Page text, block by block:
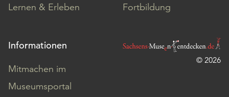
Lernen & Erleben
Fortbildung
Informationen
Mitmachen im
Museumsportal
© 2026